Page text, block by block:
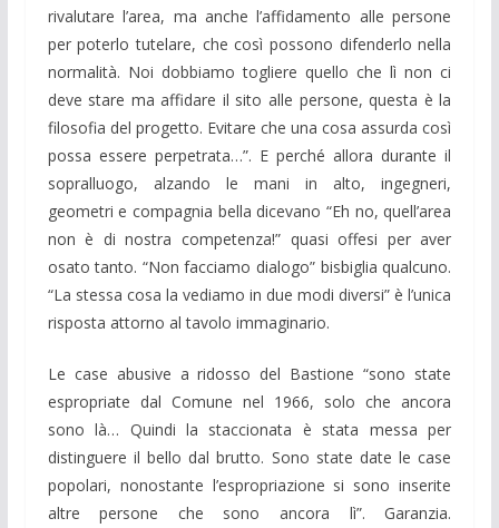
rivalutare l’area, ma anche l’affidamento alle persone
per poterlo tutelare, che così possono difenderlo nella
normalità. Noi dobbiamo togliere quello che lì non ci
deve stare ma affidare il sito alle persone, questa è la
filosofia del progetto. Evitare che una cosa assurda così
possa essere perpetrata…”. E perché allora durante il
sopralluogo, alzando le mani in alto, ingegneri,
geometri e compagnia bella dicevano “Eh no, quell’area
non è di nostra competenza!” quasi offesi per aver
osato tanto. “Non facciamo dialogo” bisbiglia qualcuno.
“La stessa cosa la vediamo in due modi diversi” è l’unica
risposta attorno al tavolo immaginario.
Le case abusive a ridosso del Bastione “sono state
espropriate dal Comune nel 1966, solo che ancora
sono là… Quindi la staccionata è stata messa per
distinguere il bello dal brutto. Sono state date le case
popolari, nonostante l’espropriazione si sono inserite
altre persone che sono ancora lì”. Garanzia.